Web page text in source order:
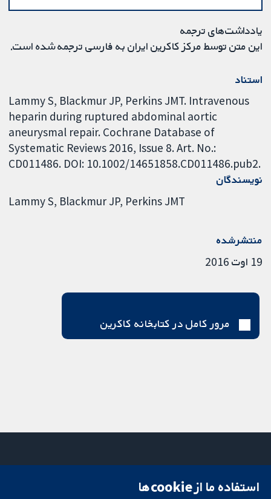
یادداشت‌های ترجمه
این متن توسط مرکز کاکرین ایران به فارسی ترجمه شده است.
استناد
Lammy S, Blackmur JP, Perkins JMT. Intravenous
heparin during ruptured abdominal aortic
aneurysmal repair. Cochrane Database of
Systematic Reviews 2016, Issue 8. Art. No.:
CD011486. DOI: 10.1002/14651858.CD011486.pub2.
نویسندگان
Lammy S Blackmur JP Perkins JMT
منتشرشده
19 اوت 2016
مرور کامل در کتابخانه کاکرین
میدان کاوندیش
استفاده ما از cookie‌ها